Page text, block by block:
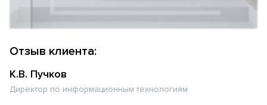
Отзыв клиента:
К.В. Пучков
Директор по информационным технологиям